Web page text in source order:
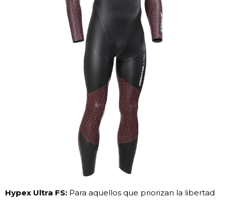
Hypex Ultra FS: Para aquellos que priorizan la libertad